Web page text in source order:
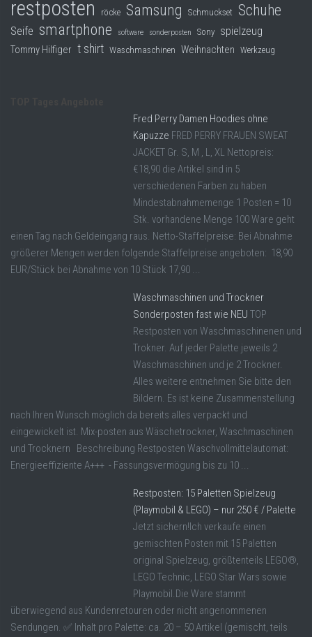
restposten röcke Samsung Schmuckset Schuhe
Seife smartphone software sonderposten Sony spielzeug
Tommy Hilfiger t shirt Waschmaschinen Weihnachten Werkzeug
Fred Perry Damen Hoodies ohne
Kapuzze FRED PERRY FRAUEN SWEAT
JACKET Gr. S, M , L, XL Nettopreis:
€18,90 die Artikel sind in 5
verschiedenen Farben zu haben
Mindestabnahmemenge 1 Posten = 10
Stk. vorhandene Menge 100 Ware geht
einen Tag nach Geldeingang raus. Netto-Staffelpreise: Bei Abnahme
größerer Mengen werden folgende Staffelpreise angeboten: 18,90
EUR/Stück bei Abnahme von 10 Stück 17,90 ...
Waschmaschinen und Trockner
Sonderposten fast wie NEU TOP
Restposten von Waschmaschinenen und
Trokner. Auf jeder Palette jeweils 2
Waschmaschinen und je 2 Trockner.
Alles weitere entnehmen Sie bitte den
Bildern. Es ist keine Zusammenstellung
nach Ihren Wunsch möglich da bereits alles verpackt und
eingewickelt ist. Mix-posten aus Wäschetrockner, Waschmaschinen
und Trocknern Beschreibung Restposten Waschvollmittelautomat:
Energieeffiziente A+++ - Fassungsvermögung bis zu 10 ...
Restposten: 15 Paletten Spielzeug
(Playmobil & LEGO) – nur 250 € / Palette
Jetzt sichern!Ich verkaufe einen
gemischten Posten mit 15 Paletten
original Spielzeug, größtenteils LEGO®,
LEGO Technic, LEGO Star Wars sowie
Playmobil.Die Ware stammt
überwiegend aus Kundenretouren oder nicht angenommenen
Sendungen. ✅ Inhalt pro Palette: ca. 20 – 50 Artikel (gemischt, teils